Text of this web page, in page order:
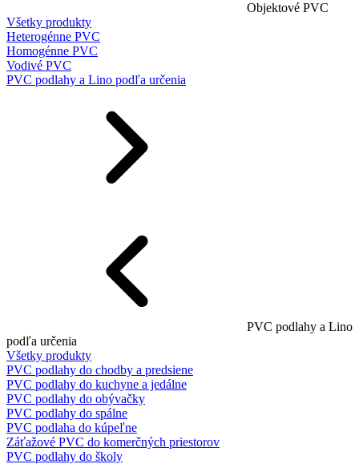
Objektové PVC
Všetky produkty
Heterogénne PVC
Homogénne PVC
Vodivé PVC
PVC podlahy a Lino podľa určenia
PVC podlahy a Lino
podľa určenia
Všetky produkty
PVC podlahy do chodby a predsiene
PVC podlahy do kuchyne a jedálne
PVC podlahy do obývačky
PVC podlahy do spálne
PVC podlaha do kúpeľne
Záťažové PVC do komerčných priestorov
PVC podlahy do školy